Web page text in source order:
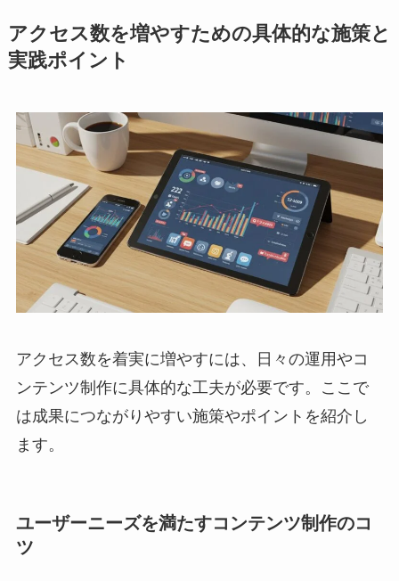
アクセス数を増やすための具体的な施策と
実践ポイント
アクセス数を着実に増やすには、日々の運用やコ
ンテンツ制作に具体的な工夫が必要です。ここで
は成果につながりやすい施策やポイントを紹介し
ます。
ユーザーニーズを満たすコンテンツ制作のコ
ツ